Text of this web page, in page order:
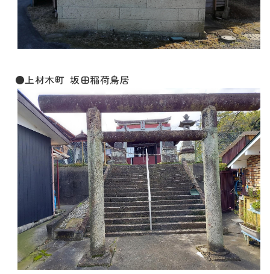
●上材木町 坂田稲荷鳥居